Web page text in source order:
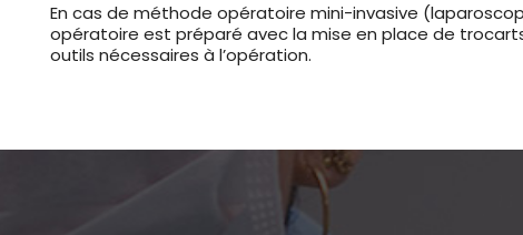
En cas de méthode opératoire mini-invasive
opératoire est préparé avec la mise en place de
outils nécessaires à l’opération.